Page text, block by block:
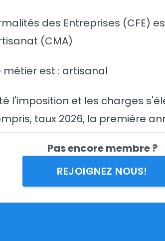
des Entreprises (CFE)
(CMA)
métier est : artisanal
l'imposition et les charges
taux 2026, la première
Pas encore membre ?
REJOIGNEZ NOUS!